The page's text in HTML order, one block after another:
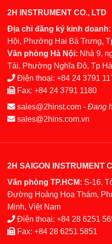
2H INSTRUMENT CO., LTD
Địa chỉ đăng ký kinh doanh:
Hội, Phường Hai Bà Trưng,
Văn phòng Hà Nội: Nhà 9,
Tài, Phường Nghĩa Đô, Tp
Điện thoại: +84 24 3791
Fax: +84 24 3791 1180
sales@2hinst.com - Đang
sales@2hins.com.vn
2H SAIGON INSTRUMENT
Văn phòng TP.HCM: S-16,
Đường Hoàng Hoa Thám,
Minh, Việt Nam
Điện thoại: +84 28 6251
Fax: +84 28 6251 5851